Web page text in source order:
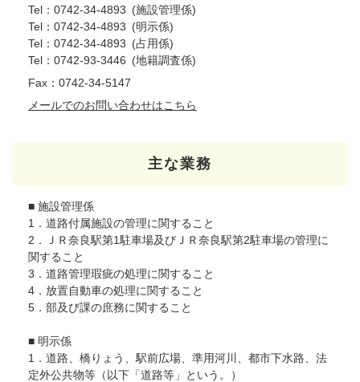
Tel：0742-34-4893
施設管理係
Tel：0742-34-4893
明示係
Tel：0742-34-4893
占用係
Tel：0742-93-3446
地籍調査係
Fax：0742-34-5147
メールでのお問い合わせはこちら
主な業務
■ 施設管理係
1．道路付属施設の管理に関すること
2．ＪＲ奈良駅第1駐車場及びＪＲ奈良駅第2駐車場の管理に
関すること
3．道路管理瑕疵の処理に関すること
4．放置自動車の処理に関すること
5．部及び課の庶務に関すること
■ 明示係
1．道路、橋りょう、駅前広場、準用河川、都市下水路、法
定外公共物等（以下「道路等」という。）